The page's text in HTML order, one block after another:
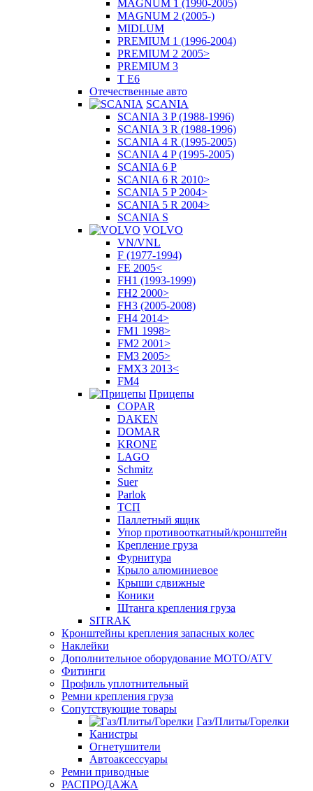
MAGNUM 1 (1990-2005)
MAGNUM 2 (2005-)
MIDLUM
PREMIUM 1 (1996-2004)
PREMIUM 2 2005>
PREMIUM 3
T E6
Отечественные авто
SCANIA
SCANIA 3 P (1988-1996)
SCANIA 3 R (1988-1996)
SCANIA 4 R (1995-2005)
SCANIA 4 P (1995-2005)
SCANIA 6 P
SCANIA 6 R 2010>
SCANIA 5 P 2004>
SCANIA 5 R 2004>
SCANIA S
VOLVO
VN/VNL
F (1977-1994)
FE 2005<
FH1 (1993-1999)
FH2 2000>
FH3 (2005-2008)
FH4 2014>
FM1 1998>
FM2 2001>
FM3 2005>
FMX3 2013<
FM4
Прицепы
COPAR
DAKEN
DOMAR
KRONE
LAGO
Schmitz
Suer
Parlok
ТСП
Паллетный ящик
Упор противооткатный/кронштейн
Крепление груза
Фурнитура
Крыло алюминиевое
Крыши сдвижные
Коники
Штанга крепления груза
SITRAK
Кронштейны крепления запасных колес
Наклейки
Дополнительное оборудование MOTO/ATV
Фитинги
Профиль уплотнительный
Ремни крепления груза
Сопутствующие товары
Газ/Плиты/Горелки
Канистры
Огнетушители
Автоаксессуары
Ремни приводные
РАСПРОДАЖА